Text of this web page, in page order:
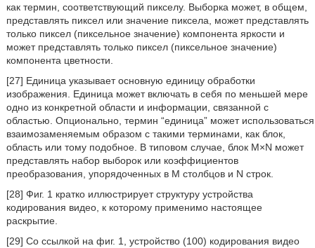
как термин, соответствующий пикселу. Выборка может, в общем,
представлять пиксел или значение пиксела, может представлять
только пиксел (пиксельное значение) компонента яркости и
может представлять только пиксел (пиксельное значение)
компонента цветности.
[27] Единица указывает основную единицу обработки
изображения. Единица может включать в себя по меньшей мере
одно из конкретной области и информации, связанной с
областью. Опционально, термин “единица” может использоваться
взаимозаменяемым образом с такими терминами, как блок,
область или тому подобное. В типовом случае, блок M×N может
представлять набор выборок или коэффициентов
преобразования, упорядоченных в M столбцов и N строк.
[28] Фиг. 1 кратко иллюстрирует структуру устройства
кодирования видео, к которому применимо настоящее
раскрытие.
[29] Со ссылкой на фиг. 1, устройство (100) кодирования видео